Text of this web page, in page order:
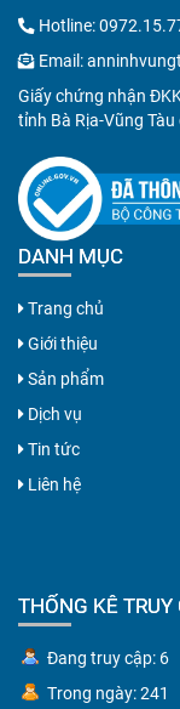
Hotline:
Email:
Giấy chứng nhận
tỉnh Bà Rịa-Vũng
DANH MỤC
Trang chủ
Giới thiệu
Sản phẩm
Dịch vụ
Tin tức
Liên hệ
THỐNG KÊ TRUY
Đang truy cập: 6
Trong ngày: 241